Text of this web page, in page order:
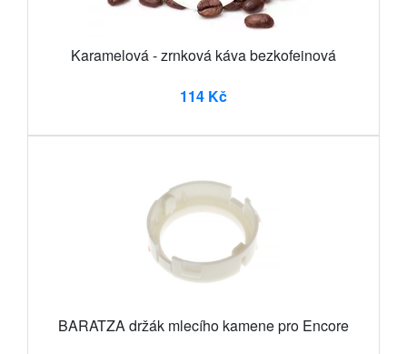
Karamelová - zrnková káva bezkofeinová
114 Kč
BARATZA držák mlecího kamene pro Encore